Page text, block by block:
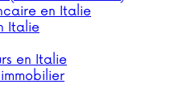
en Italie
Italie
en Italie